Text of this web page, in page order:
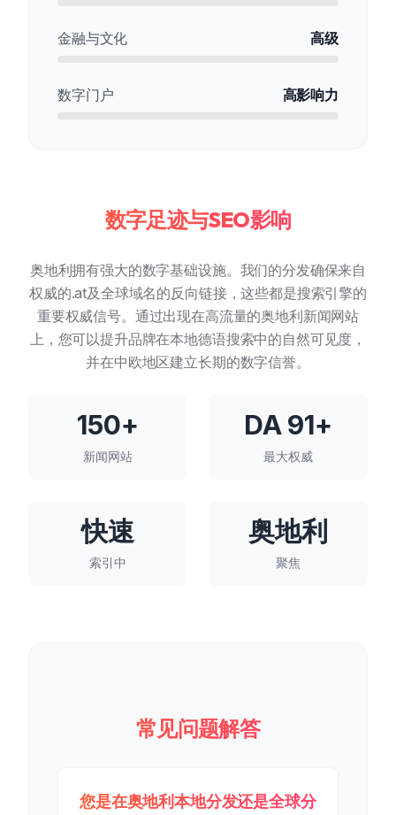
金融与文化 高级
数字门户 高影响力
数字足迹与SEO影响
奥地利拥有强大的数字基础设施。我们的分发确保来自
权威的.at及全球域名的反向链接，这些都是搜索引擎的
重要权威信号。通过出现在高流量的奥地利新闻网站
上，您可以提升品牌在本地德语搜索中的自然可见度，
并在中欧地区建立长期的数字信誉。
150+
新闻网站
DA 91+
最大权威
快速
索引中
奥地利
聚焦
常见问题解答
您是在奥地利本地分发还是全球分